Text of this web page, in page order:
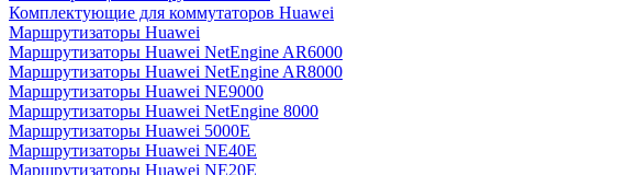
Комплектующие для коммутаторов Huawei
Маршрутизаторы Huawei
Маршрутизаторы Huawei NetEngine AR6000
Маршрутизаторы Huawei NetEngine AR8000
Маршрутизаторы Huawei NE9000
Маршрутизаторы Huawei NetEngine 8000
Маршрутизаторы Huawei 5000E
Маршрутизаторы Huawei NE40E
Маршрутизаторы Huawei NE20E